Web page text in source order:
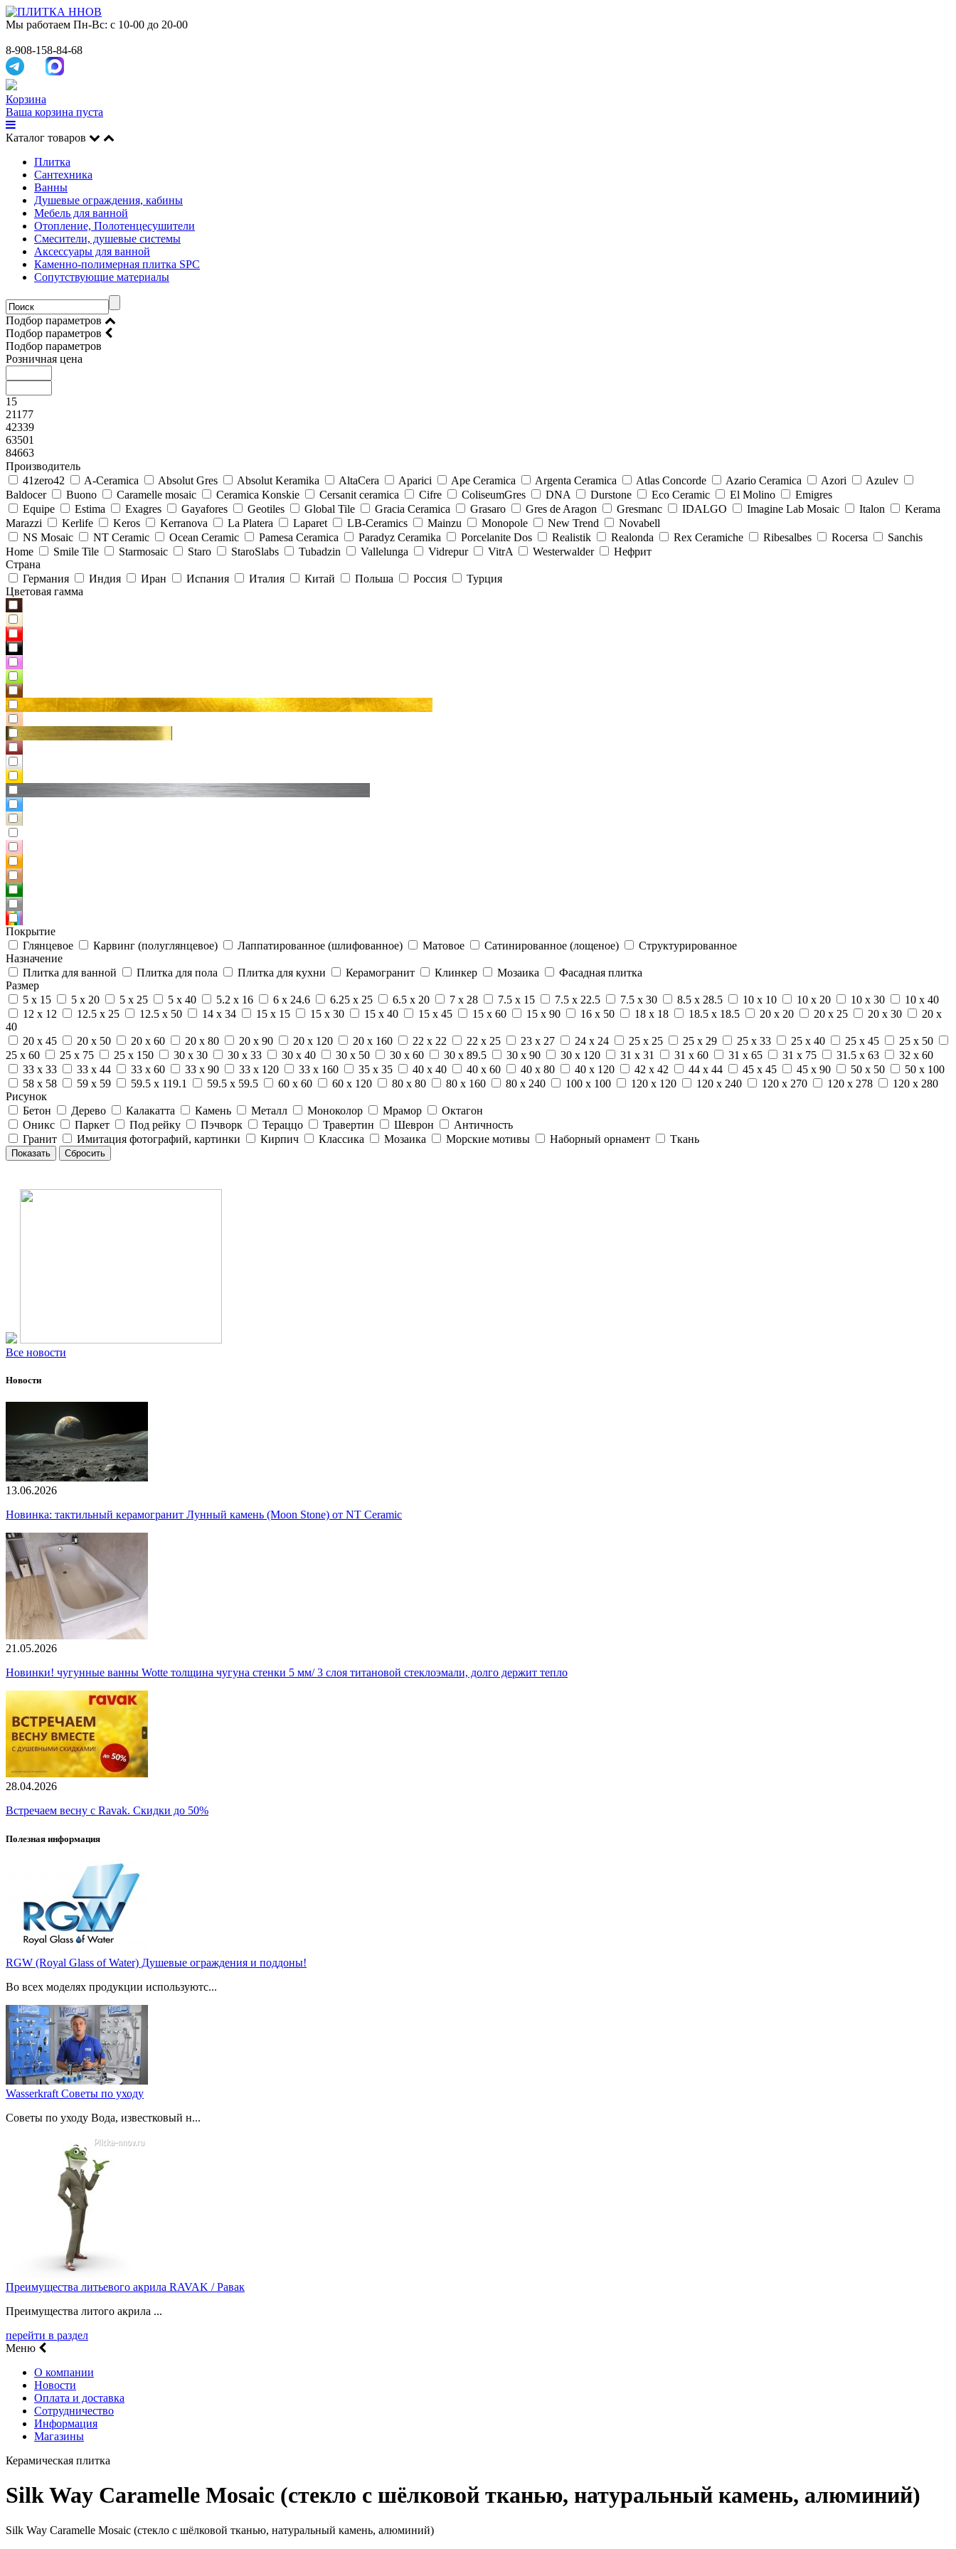
Мы работаем Пн-Вс: с 10-00 до 20-00
8-908-158-84-68
Корзина
Ваша корзина пуста
Каталог товаров
Плитка
Сантехника
Ванны
Душевые ограждения, кабины
Мебель для ванной
Отопление, Полотенцесушители
Смесители, душевые системы
Аксессуары для ванной
Каменно-полимерная плитка SPC
Сопутствующие материалы
Подбор параметров
Подбор параметров
Подбор параметров
Розничная цена
15
21177
42339
63501
84663
Производитель
41zero42
A-Ceramica Absolut Gres Absolut Keramika AltaCera Aparici Ape Ceramica Argenta Ceramica Atlas Concorde Azario Ceramica Azori
Azulev
Baldocer
Buono Caramelle mosaic Ceramica Konskie Cersanit ceramica Cifre ColiseumGres DNA Durstone Eco Ceramic El Molino
Emigres
Equipe
Estima Exagres Gayafores Geotiles Global Tile Gracia Ceramica Grasaro Gres de Aragon Gresmanc IDALGO Imagine Lab Mosaic Italon
Kerama
Marazzi
Kerlife Keros Kerranova La Platera Laparet LB-Ceramics Mainzu Monopole New Trend
Novabell
NS Mosaic
NT Ceramic Ocean Ceramic Pamesa Ceramica Paradyz Сeramika Porcelanite Dos Realistik Realonda Rex Ceramiche Ribesalbes Rocersa
Sanchis
Home
Smile Tile Starmosaic Staro StaroSlabs Tubadzin Vallelunga Vidrepur VitrA Westerwalder
Нефрит
Страна
Германия
Индия Иран Испания Италия Китай Польша Россия
Турция
Цветовая гамма
Покрытие
Глянцевое
Карвинг (полуглянцевое) Лаппатированное (шлифованное) Матовое Сатинированное (лощеное)
Структурированное
Назначение
Плитка для ванной
Плитка для пола Плитка для кухни Керамогранит Клинкер Мозаика
Фасадная плитка
Размер
5 x 15
5 x 20 5 x 25 5 x 40 5.2 x 16 6 x 24.6 6.25 x 25 6.5 x 20 7 x 28 7.5 x 15 7.5 x 22.5 7.5 x 30 8.5 x 28.5 10 x 10 10 x 20 10 x 30
10 x 40
12 x 12
12.5 x 25 12.5 x 50 14 x 34 15 x 15 15 x 30 15 x 40 15 x 45 15 x 60 15 x 90 16 x 50 18 x 18 18.5 x 18.5 20 x 20 20 x 25 20 x 30
20 x
40
20 x 45
20 x 50 20 x 60 20 x 80 20 x 90 20 x 120 20 x 160 22 x 22 22 x 25 23 x 27 24 x 24 25 x 25 25 x 29 25 x 33 25 x 40 25 x 45
25 x 50
25 x 60
25 x 75 25 x 150 30 x 30 30 x 33 30 x 40 30 x 50 30 x 60 30 x 89.5 30 x 90 30 x 120 31 x 31 31 x 60 31 x 65 31 x 75 31.5 x 63
32 x 60
33 x 33
33 x 44 33 x 60 33 x 90 33 x 120 33 x 160 35 x 35 40 x 40 40 x 60 40 x 80 40 x 120 42 x 42 44 x 44 45 x 45 45 x 90 50 x 50
50 x 100
58 x 58
59 x 59 59.5 x 119.1 59.5 x 59.5 60 x 60 60 x 120 80 x 80 80 x 160 80 x 240 100 x 100 120 x 120 120 x 240 120 x 270 120 x 278
120 x 280
Рисунок
Бетон
Дерево Калакатта Камень Металл Моноколор Мрамор
Октагон
Оникс
Паркет Под рейку Пэчворк Тераццо Травертин Шеврон
Античность
Гранит
Имитация фотографий, картинки Кирпич Классика Мозаика Морские мотивы Наборный орнамент Ткань
Все новости
Новости
13.06.2026
Новинка: тактильный керамогранит Лунный камень (Moon Stone) от NT Ceramic
21.05.2026
Новинки! чугунные ванны Wotte толщина чугуна стенки 5 мм/ 3 слоя титановой стеклоэмали, долго держит тепло
28.04.2026
Встречаем весну с Ravak. Скидки до 50%
Полезная информация
RGW (Royal Glass of Water) Душевые ограждения и поддоны!
Во всех моделях продукции используютс...
Wasserkraft Советы по уходу
Советы по уходу Вода, известковый н...
Преимущества литьевого акрила RAVAK / Равак
Преимущества литого акрила ...
перейти в раздел
Меню
О компании
Новости
Оплата и доставка
Сотрудничество
Информация
Магазины
Керамическая плитка
Silk Way Caramelle Mosaic (стекло с шёлковой тканью, натуральный камень, алюминий)
Silk Way Caramelle Mosaic (стекло с шёлковой тканью, натуральный камень, алюминий)